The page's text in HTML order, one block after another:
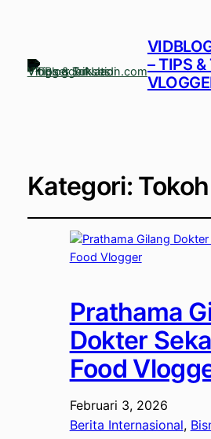
– TIPS
Kategori:
Prathama
Dokter
Food
Februari 3, 2026
Berita Internasional,